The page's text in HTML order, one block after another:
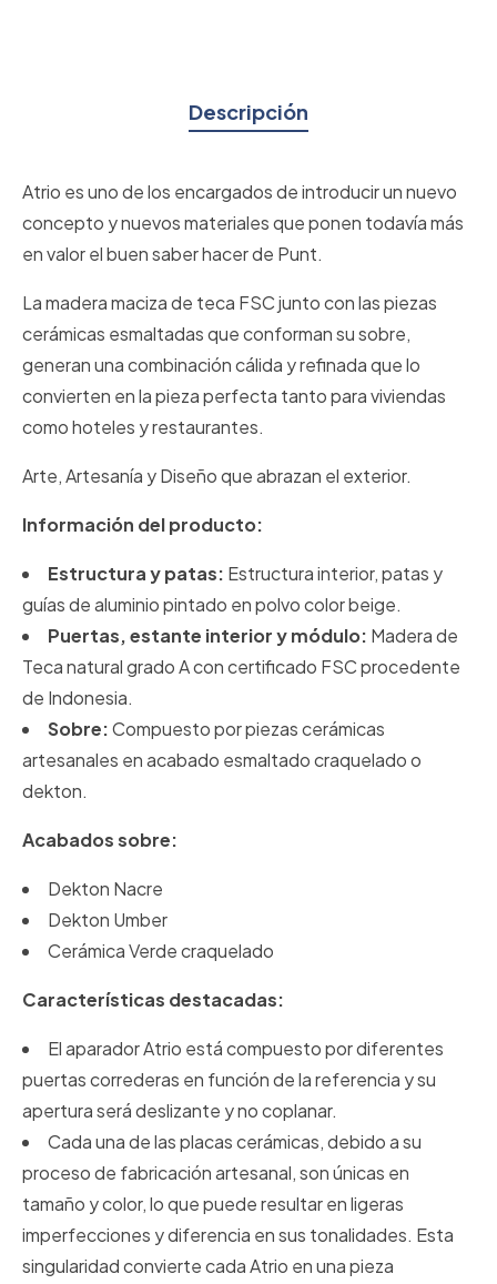
Descripción
Atrio es uno de los encargados de introducir un nuevo
concepto y nuevos materiales que ponen todavía más
en valor el buen saber hacer de Punt.
La madera maciza de teca FSC junto con las piezas
cerámicas esmaltadas que conforman su sobre,
generan una combinación cálida y refinada que lo
convierten en la pieza perfecta tanto para viviendas
como hoteles y restaurantes.
Arte, Artesanía y Diseño que abrazan el exterior.
Información del producto:
Estructura y patas: Estructura interior, patas y
guías de aluminio pintado en polvo color beige.
Puertas, estante interior y módulo: Madera de
Teca natural grado A con certificado FSC procedente
de Indonesia.
Sobre:Compuesto por piezas cerámicas
artesanales en acabado esmaltado craquelado o
dekton.
Acabados sobre:
Dekton Nacre
Dekton Umber
Cerámica Verde craquelado
Características destacadas:
El aparador Atrio está compuesto por diferentes
puertas correderas en función de la referencia y su
apertura será deslizante y no coplanar.
Cada una de las placas cerámicas, debido a su
proceso de fabricación artesanal, son únicas en
tamaño y color, lo que puede resultar en ligeras
imperfecciones y diferencia en sus tonalidades. Esta
singularidad convierte cada Atrio en una pieza